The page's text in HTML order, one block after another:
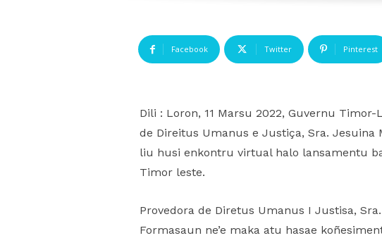
Facebook Twitter Pinterest
Dili : Loron, 11 Marsu 2022, Guvernu
de Direitus Umanus e Justiça, Sra. Jesuina
liu husi enkontru virtual halo lansamentu
Timor leste.
Provedora de Diretus Umanus I Justisa,
Formasaun ne’e maka atu hasae